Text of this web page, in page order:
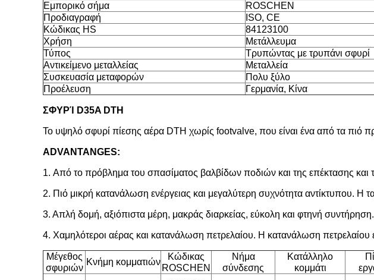
Εμπορικό σήμα
ROSCHEN
Προδιαγραφή
ISO, CE
Κώδικας HS
84123100
Χρήση
Μετάλλευμα
Τύπος
Τρυπώντας με τρυπάνι σφυρί
Αντικείμενο μεταλλείας
Μεταλλεία
Συσκευασία μεταφορών
Πολυ ξύλο
Προέλευση
Γερμανία, Κίνα
ΣΦΥΡΊ D35A DTH
Το υψηλό σφυρί πίεσης αέρα DTH χωρίς footvalve, που είναι ένα από τα πιό
ADVANTANGES:
1. Από το πρόβλημα του σπασίματος βαλβίδων ποδιών και της επέκτασης και
2. Πιό μικρή κατανάλωση ενέργειας και μεγαλύτερη συχνότητα αντίκτυπου.
3. Απλή δομή, αξιόπιστα μέρη, μακράς διαρκείας, εύκολη και φτηνή συντήρηση.
4. Χαμηλότεροι αέρας και κατανάλωση πετρελαίου. Η κατανάλωση πετρελαίου
Μέγεθος
σφυριών
Κνήμη κομματιών
Κώδικας
ROSCHEN
Νήμα
σύνδεσης
Κατάλληλο
κομμάτι